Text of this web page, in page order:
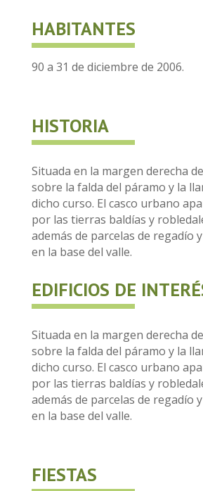
HABITANTES
90 a 31 de diciembre de 2006.
HISTORIA
Situada en la margen derecha
sobre la falda del páramo y la
dicho curso. El casco urbano
por las tierras baldías y
además de parcelas de regadío
en la base del valle.
EDIFICIOS DE
Situada en la margen derecha
sobre la falda del páramo y la
dicho curso. El casco urbano
por las tierras baldías y
además de parcelas de regadío
en la base del valle.
FIESTAS